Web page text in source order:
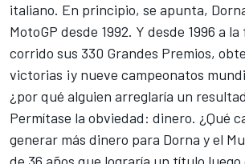
italiano. En principio, se apunta,
MotoGP desde 1992. Y desde 1996 a
corrido sus 330 Grandes Premios,
victorias ¡y nueve campeonatos
¿por qué alguien arreglaría un
Permítase la obviedad: dinero. ¿Qué
generar más dinero para Dorna y el